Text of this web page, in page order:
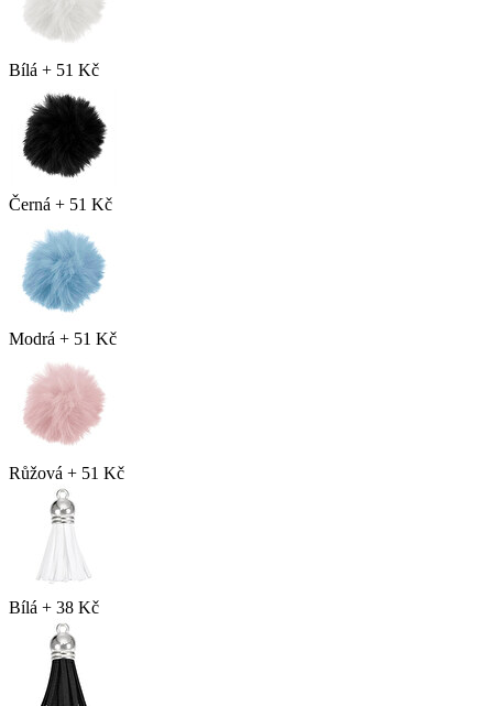
Bílá + 51 Kč
Černá + 51 Kč
Modrá + 51 Kč
Růžová + 51 Kč
Bílá + 38 Kč